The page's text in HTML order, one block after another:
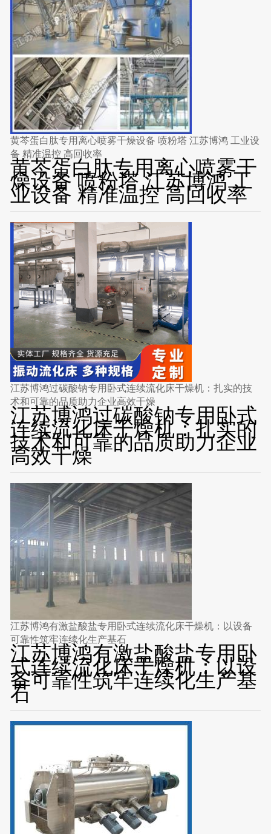
黄芩蛋白肽专用离心喷雾干燥设备 喷粉塔 江苏博鸿 工业设
备 精准温控 高回收率
黄芩蛋白肽专用离心喷雾干
燥设备 喷粉塔 江苏博鸿 工
业设备 精准温控 高回收率
江苏博鸿过碳酸钠专用卧式连续流化床干燥机：扎实的技
术和可靠的品质助力企业高效干燥
江苏博鸿过碳酸钠专用卧式
连续流化床干燥机：扎实的
技术和可靠的品质助力企业
高效干燥
江苏博鸿有激盐酸盐专用卧式连续流化床干燥机：以设备
可靠性筑牢连续化生产基石
江苏博鸿有激盐酸盐专用卧
式连续流化床干燥机：以设
备可靠性筑牢连续化生产基
石